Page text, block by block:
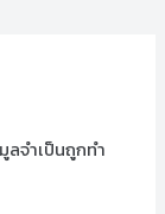
ลจำเป็นถูกทำ